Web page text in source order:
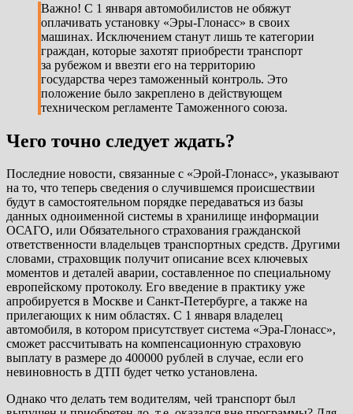
Важно! С 1 января автомобилистов не обяжут
оплачивать установку «Эры-Глонасс» в своих
машинах. Исключением станут лишь те категории
граждан, которые захотят приобрести транспорт
за рубежом и ввезти его на территорию
государства через таможенный контроль. Это
положение было закреплено в действующем
техническом регламенте Таможенного союза.
Чего точно следует ждать?
Последние новости, связанные с «Эрой-Глонасс», указывают
на то, что теперь сведения о случившемся происшествии
будут в самостоятельном порядке передаваться из базы
данных одноименной системы в хранилище информации
ОСАГО, или Обязательного страхования гражданской
ответственности владельцев транспортных средств. Другими
словами, страховщик получит описание всех ключевых
моментов и деталей аварии, составленное по специальному
европейскому протоколу. Его введение в практику уже
апробируется в Москве и Санкт-Петербурге, а также на
прилегающих к ним областях. С 1 января владелец
автомобиля, в котором присутствует система «Эра-Глонасс»,
сможет рассчитывать на компенсационную страховую
выплату в размере до 400000 рублей в случае, если его
невиновность в ДТП будет четко установлена.
Однако что делать тем водителям, чей транспорт был